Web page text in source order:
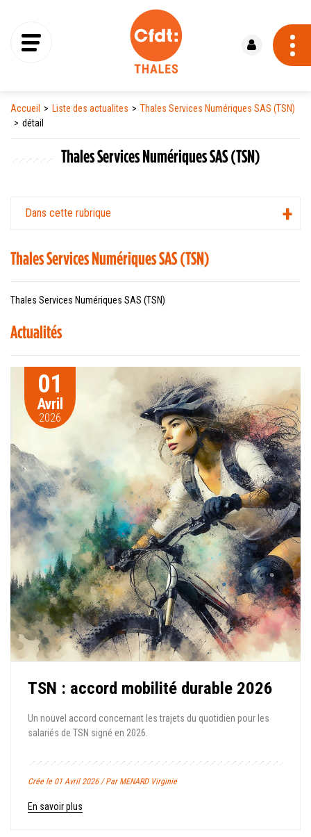
Accueil Liste des actualites
Thales Services Numériques SAS (TSN)
détail
Thales Services Numériques SAS (TSN)
Dans cette rubrique
Thales Services Numériques SAS (TSN)
Thales Services Numériques SAS (TSN)
Actualités
01
Avril
2026
TSN : accord mobilité durable 2026
Un nouvel accord concernant les trajets du quotidien pour les
salariés de TSN signé en 2026.
Crée le 01 Avril 2026 / Par MENARD Virginie
En savoir plus